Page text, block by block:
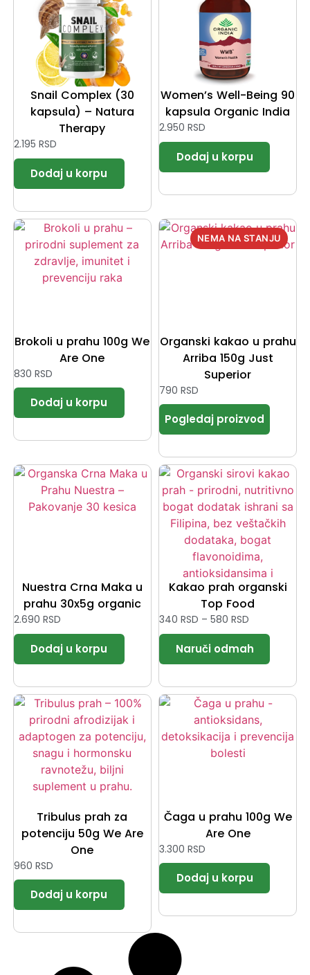
Snail Complex (30
kapsula) – Natura
Therapy
2.195 RSD
Women’s Well-Being 90
kapsula Organic India
2.950 RSD
Brokoli u prahu 100g We
Are One
830 RSD
Organski kakao u prahu
Arriba 150g Just
Superior
790 RSD
Nuestra Crna Maka u
prahu 30x5g organic
2.690 RSD
Kakao prah organski
Top Food
340 RSD – 580 RSD
Tribulus prah za
potenciju 50g We Are
One
960 RSD
Čaga u prahu 100g We
Are One
3.300 RSD